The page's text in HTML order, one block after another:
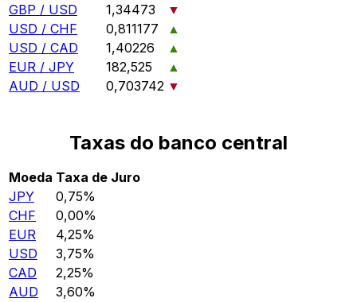
GBP / USD
1,34473
▼
USD / CHF
0,811177
▲
USD / CAD
1,40226
▲
EUR / JPY
182,525
▲
AUD / USD
0,703742 ▼
Taxas do banco central
Moeda Taxa de Juro
JPY
0,75%
CHF
0,00%
EUR
4,25%
USD
3,75%
CAD
2,25%
AUD
3,60%